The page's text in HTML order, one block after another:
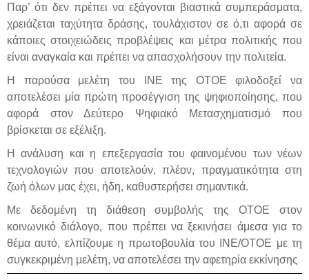
Παρ’ ότι δεν πρέπει να εξάγονται βιαστικά συμπεράσματα,
χρειάζεται ταχύτητα δράσης, τουλάχιστον σε ό,τι αφορά σε
κάποιες στοιχειώδεις προβλέψεις και μέτρα πολιτικής που
είναι αναγκαία και πρέπει να απασχολήσουν την πολιτεία.
Η παρούσα μελέτη του ΙΝΕ της ΟΤΟΕ φιλοδοξεί να
αποτελέσει μία πρώτη προσέγγιση της ψηφιοποίησης, που
αφορά στον Δεύτερο Ψηφιακό Μετασχηματισμό που
βρίσκεται σε εξέλιξη.
Η ανάλυση και η επεξεργασία του φαινομένου των νέων
τεχνολογιών που αποτελούν, πλέον, πραγματικότητα στη
ζωή όλων μας έχει, ήδη, καθυστερήσει σημαντικά.
Με δεδομένη τη διάθεση συμβολής της ΟΤΟΕ στον
κοινωνικό διάλογο, που πρέπει να ξεκινήσει άμεσα για το
θέμα αυτό, ελπίζουμε η πρωτοβουλία του ΙΝΕ/ΟΤΟΕ με τη
συγκεκριμένη μελέτη, να αποτελέσει την αφετηρία εκκίνησης